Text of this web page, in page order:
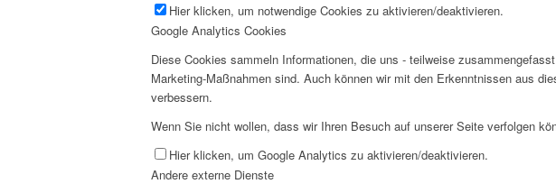
Hier klicken, um notwendige Cookies zu aktivieren/deaktivieren.
Google Analytics Cookies
Diese Cookies sammeln Informationen, die uns - teilweise
Marketing-Maßnahmen sind. Auch können wir mit den Erkenntnissen aus
verbessern.
Wenn Sie nicht wollen, dass wir Ihren Besuch auf unserer Seite verfolgen
Hier klicken, um Google Analytics zu aktivieren/deaktivieren.
Andere externe Dienste